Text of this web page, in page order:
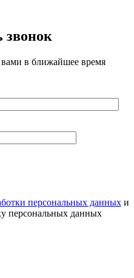
звонок
в ближайшее время
персональных данныхи
персональных данных